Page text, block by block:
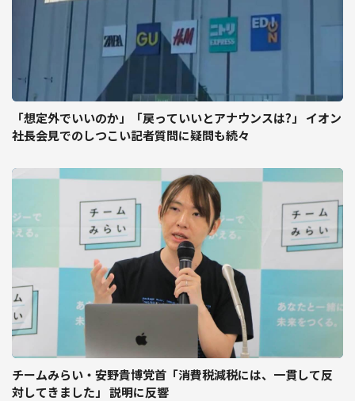
「想定外でいいのか」「戻っていいとアナウンスは?」 イオン
社長会見でのしつこい記者質問に疑問も続々
チームみらい・安野貴博党首「消費税減税には、一貫して反
対してきました」 説明に反響